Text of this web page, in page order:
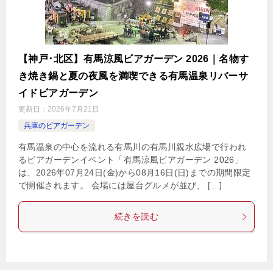
【神戸･北区】有馬涼風ビアガーデン 2026｜名物す
き焼き鍋と夏の夜風を満喫できる有馬温泉リバーサ
イドビアガーデン
更新日： 2026年7月21日
兵庫のビアガーデン
有馬温泉の中心を流れる有馬川の有馬川親水広場で行われ
るビアガーデンイベント「有馬涼風ビアガーデン 2026」
は、2026年07月24日(金)から08月16日(日)までの期間限定
で開催されます。 会場には屋台グルメが並び、 […]
続きを読む